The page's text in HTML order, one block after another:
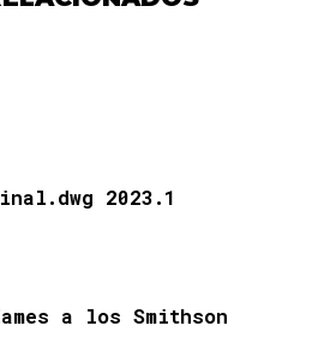
2023.1
a los Smithson